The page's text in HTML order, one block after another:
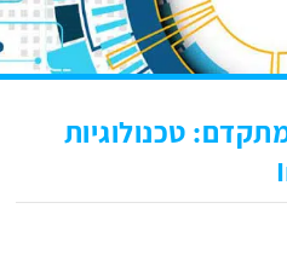
טכנולוגיות